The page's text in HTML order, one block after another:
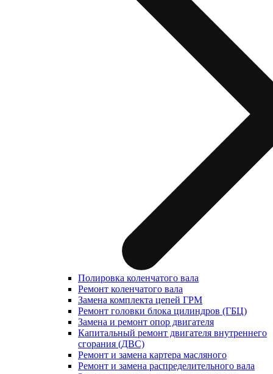
Полировка коленчатого вала
Ремонт коленчатого вала
Замена комплекта цепей ГРМ
Ремонт головки блока цилиндров (ГБЦ)
Замена и ремонт опор двигателя
Капитальный ремонт двигателя внутреннего
сгорания (ДВС)
Ремонт и замена картера масляного
Ремонт и замена распределительного вала